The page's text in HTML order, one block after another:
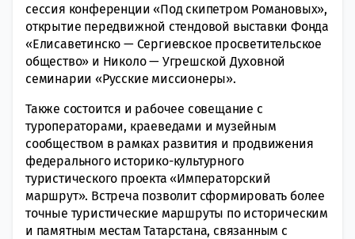
сессия конференции «Под скипетром Романовых»,
открытие передвижной стендовой выставки Фонда
«Елисаветинско — Сергиевское просветительское
общество» и Николо — Угрешской Духовной
семинарии «Русские миссионеры».
Также состоится и рабочее совещание с
туроператорами, краеведами и музейным
сообществом в рамках развития и продвижения
федерального историко-культурного
туристического проекта «Императорский
маршрут». Встреча позволит сформировать более
точные туристические маршруты по историческим
и памятным местам Татарстана, связанным с